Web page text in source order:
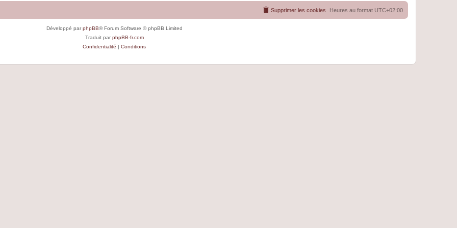
Heures au format UTC+02:00
Supprimer les cookies
Développé parphpBB® Forum Software © phpBB Limited
Traduit parphpBB-fr.com
Confidentialité | Conditions